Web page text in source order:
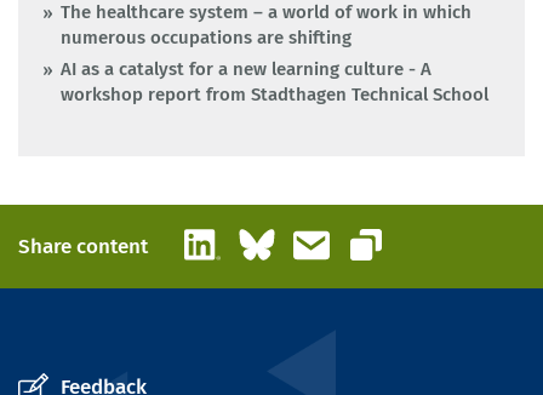
The healthcare system – a world of work in which
numerous occupations are shifting
AI as a catalyst for a new learning culture - A
workshop report from Stadthagen Technical School
Share content LinkedInBlueskyEmail
Copy link
Feedback